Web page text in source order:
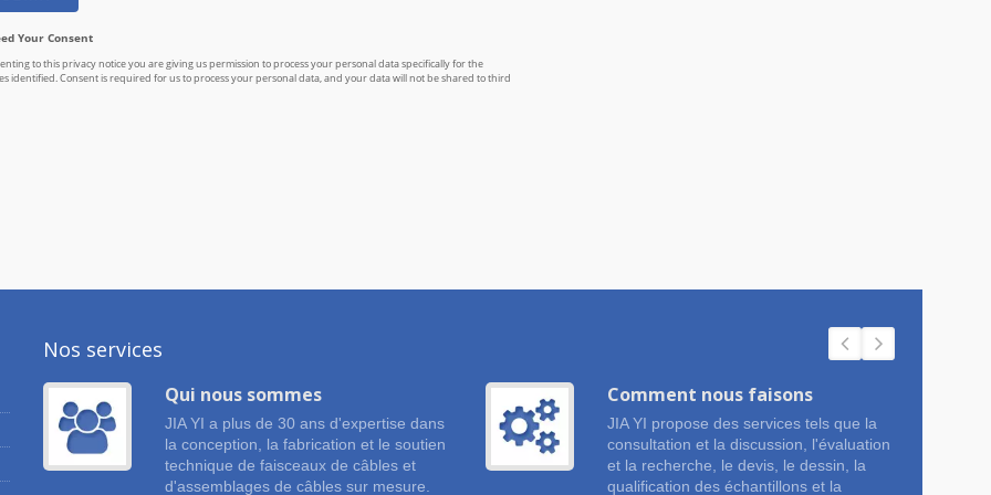
Nos services
Qui nous sommes
JIA YI a plus de 30 ans d'expertise dans
la conception, la fabrication et le soutien
technique de faisceaux de câbles et
d'assemblages de câbles sur mesure.
Comment nous faisons
JIA YI propose des services tels que la
consultation et la discussion, l'évaluation
et la recherche, le devis, le dessin, la
qualification des échantillons et la